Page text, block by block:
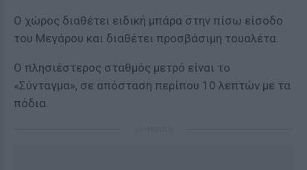
Ο χώρος διαθέτει ειδική μπάρα στην πίσω είσοδο
του Μεγάρου και διαθέτει προσβάσιμη τουαλέτα.
Ο πλησιέστερος σταθμός μετρό είναι το
«Σύνταγμα», σε απόσταση περίπου 10 λεπτών με τα
πόδια.